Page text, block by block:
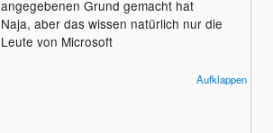
angegebenen Grund gemacht hat
Naja, aber das wissen natürlich nur die
Leute von Microsoft
Aufklappen